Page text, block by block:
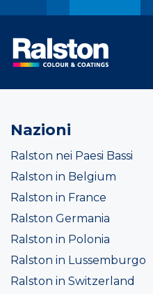
Nazioni
Ralston nei Paesi Bassi
Ralston in Belgium
Ralston in France
Ralston Germania
Ralston in Polonia
Ralston in Lussemburgo
Ralston in Switzerland